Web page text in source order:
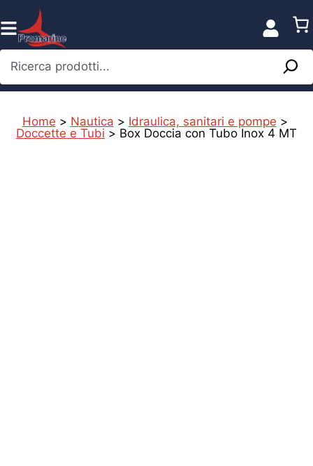
al
contenuto
Ricerca prodotti...
Home > Nautica > Idraulica, sanitari e pompe >
Doccette e Tubi > Box Doccia con Tubo Inox 4 MT